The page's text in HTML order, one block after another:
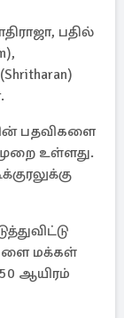
பதில்
பதவிகளை
உள்ளது.
மக்கள்
ஆயிரம்